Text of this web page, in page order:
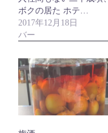
ボクの居た ホテ…
2017年12月18日
バー